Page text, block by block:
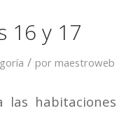
16 y 17
/ por maestroweb
las habitaciones